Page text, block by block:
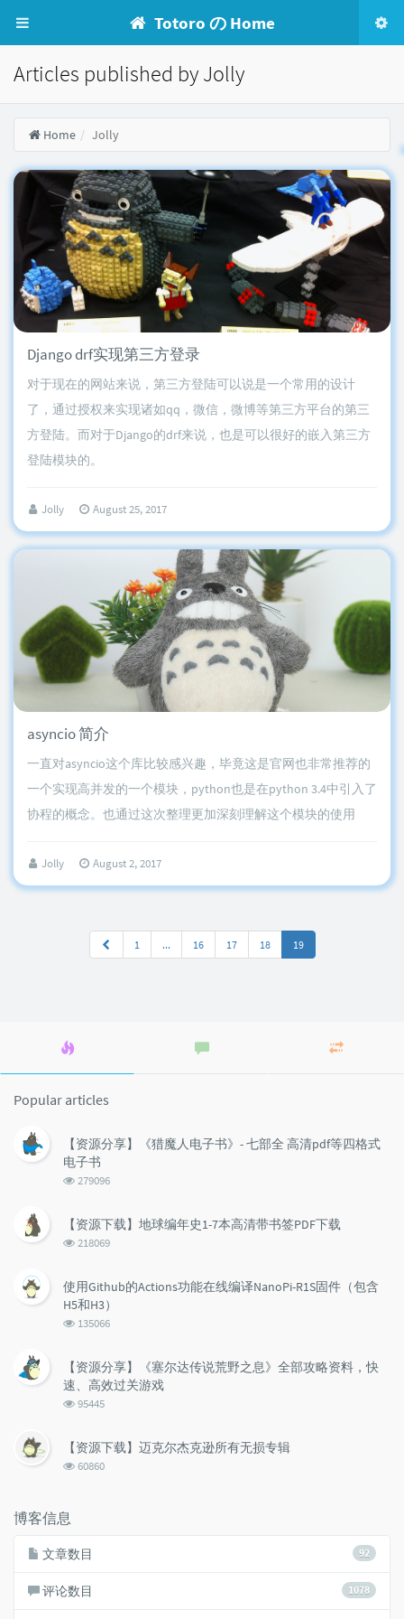
Totoro の Home
Articles published by Jolly
Home Jolly
Django drf实现第三方登录
对于现在的网站来说，第三方登陆可以说是一个常用的设计
了，通过授权来实现诸如qq，微信，微博等第三方平台的第三
方登陆。而对于Django的drf来说，也是可以很好的嵌入第三方
登陆模块的。
Jolly August 25, 2017
asyncio 简介
一直对asyncio这个库比较感兴趣，毕竟这是官网也非常推荐的
一个实现高并发的一个模块，python也是在python 3.4中引入了
协程的概念。也通过这次整理更加深刻理解这个模块的使用
Jolly August 2, 2017
1 ... 16 17 18 19
Popular articles
【资源分享】《猎魔人电子书》- 七部全 高清pdf等四格式
电子书
浏
数:
279096
【资源下载】地球编年史1-7本高清带书签PDF下载
浏
数:
218069
使用Github的Actions功能在线编译NanoPi-R1S固件（包含
H5和H3）
浏
数:
135066
【资源分享】《塞尔达传说荒野之息》全部攻略资料，快
速、高效过关游戏
浏
数:
95445
【资源下载】迈克尔杰克逊所有无损专辑
浏
60860
博客信息
92
文章数目
1078
评论数目